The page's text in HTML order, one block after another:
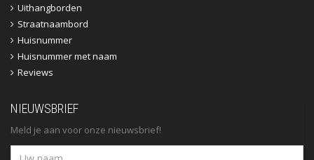
Uithangborden
Straatnaambord
Huisnummer
Huisnummer met naam
Reviews
NIEUWSBRIEF
Meld je aan voor onze nieuwsbrief!